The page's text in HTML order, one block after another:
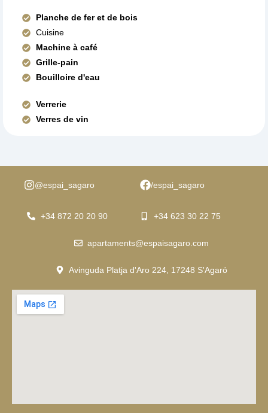
Planche de fer et de bois
Cuisine
Machine à café
Grille-pain
Bouilloire d'eau
Verrerie
Verres de vin
@espai_sagaro /espai_sagaro
+34 872 20 20 90 +34 623 30 22 75
apartaments@espaisagaro.com
Avinguda Platja d'Aro 224, 17248 S'Agaró​